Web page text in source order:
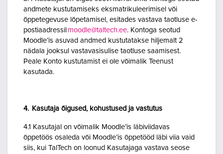
andmete kustutamiseks eksmatrikuleerimisel või
õppetegevuse lõpetamisel, esitades vastava taotluse e-
postiaadressil moodle@taltech.ee. Kontoga seotud
Moodle’is asuvad andmed kustutatakse hiljemalt 2
nädala jooksul vastavasisulise taotluse saamisest.
Peale Konto kustutamist ei ole võimalik Teenust
kasutada.
4. Kasutaja õigused, kohustused ja vastutus
4.1 Kasutajal on võimalik Moodle’is läbiviidavas
õppetöös osaleda või Moodle’is õppetööd läbi viia vaid
siis, kui TalTech on loonud Kasutajaga vastava seose